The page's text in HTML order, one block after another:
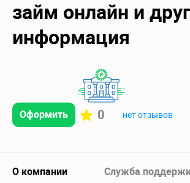
займ онлайн и
информация
Оформить 0 нет отзывов
О компании Служба